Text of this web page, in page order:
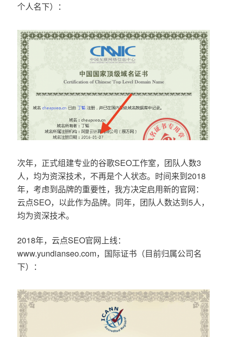
个人名下）：
次年，正式组建专业的谷歌SEO工作室，团队人数3
人，均为资深技术，不再是个人状态。时间来到2018
年，考虑到品牌的重要性，我方决定启用新的官网：
云点SEO，以此作为品牌。同年，团队人数达到5人，
均为资深技术。
2018年，云点SEO官网上线：
www.yundianseo.com，国际证书（目前归属公司名
下）：